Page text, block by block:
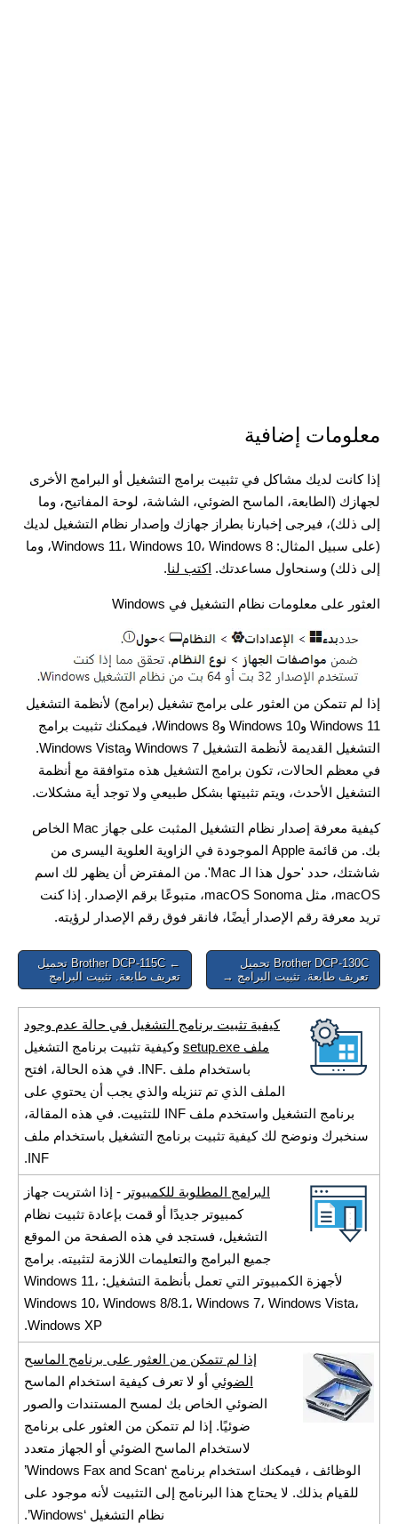
معلومات إضافية
إذا كانت لديك مشاكل في تثبيت برامج التشغيل أو البرامج الأخرى
لجهازك (الطابعة، الماسح الضوئي، الشاشة، لوحة المفاتيح، وما
إلى ذلك)، فيرجى إخبارنا بطراز جهازك وإصدار نظام التشغيل لديك
(على سبيل المثال: Windows 11، Windows 10، Windows 8، وما
إلى ذلك) وسنحاول مساعدتك. اكتب لنا.
العثور على معلومات نظام التشغيل في Windows
إذا لم تتمكن من العثور على برامج تشغيل (برامج) لأنظمة التشغيل
Windows 11 وWindows 10 وWindows 8، فيمكنك تثبيت برامج
التشغيل القديمة لأنظمة التشغيل Windows 7 وWindows Vista.
في معظم الحالات، تكون برامج التشغيل هذه متوافقة مع أنظمة
التشغيل الأحدث، ويتم تثبيتها بشكل طبيعي ولا توجد أية مشكلات.
كيفية معرفة إصدار نظام التشغيل المثبت على جهاز Mac الخاص
بك. من قائمة Apple الموجودة في الزاوية العلوية اليسرى من
شاشتك، حدد 'حول هذا الـ Mac'. من المفترض أن يظهر لك اسم
macOS، مثل macOS Sonoma، متبوعًا برقم الإصدار. إذا كنت
تريد معرفة رقم الإصدار أيضًا، فانقر فوق رقم الإصدار لرؤيته.
Post
navigation
← Brother DCP-115C تحميل
تعريف طابعة. تثبيت البرامج
Brother DCP-130C تحميل
تعريف طابعة. تثبيت البرامج →
كيفية تثبيت برنامج التشغيل في حالة عدم وجود
ملف setup.exe
وكيفية تثبيت برنامج التشغيل
باستخدام ملف .INF. في هذه الحالة، افتح
الملف الذي تم تنزيله والذي يجب أن يحتوي على
برنامج التشغيل واستخدم ملف INF للتثبيت. في هذه المقالة،
سنخبرك ونوضح لك كيفية تثبيت برنامج التشغيل باستخدام ملف
INF.
البرامج المطلوبة للكمبيوتر - إذا اشتريت جهاز
كمبيوتر جديدًا أو قمت بإعادة تثبيت نظام
التشغيل، فستجد في هذه الصفحة من الموقع
جميع البرامج والتعليمات اللازمة لتثبيته. برامج
لأجهزة الكمبيوتر التي تعمل بأنظمة التشغيل: Windows 11،
Windows 10، Windows 8/8.1، Windows 7، Windows Vista،
Windows XP.
إذا لم تتمكن من العثور على برنامج الماسح
الضوئي أو لا تعرف كيفية استخدام الماسح
الضوئي الخاص بك لمسح المستندات والصور
ضوئيًا. إذا لم تتمكن من العثور على برنامج
لاستخدام الماسح الضوئي أو الجهاز متعدد
الوظائف ، فيمكنك استخدام برنامج ‘Windows Fax and Scan’
للقيام بذلك. لا يحتاج هذا البرنامج إلى التثبيت لأنه موجود على
نظام التشغيل ‘Windows’.